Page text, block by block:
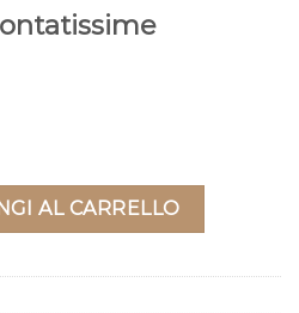
quantità
AL CARRELLO